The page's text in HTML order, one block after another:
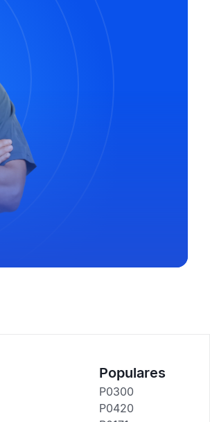
Populares
P0300
P0420